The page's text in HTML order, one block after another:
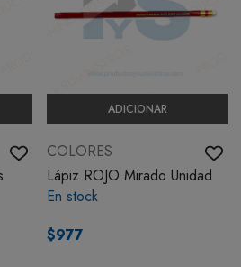
ADICIONAR
COLORES
Lápiz ROJO Mirado Unidad
En stock
$977